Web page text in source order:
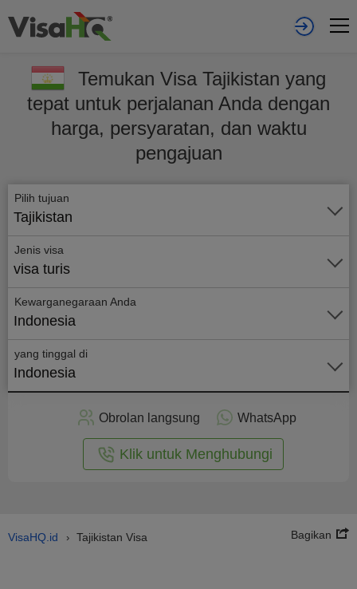
Temukan Visa Tajikistan yang
tepat untuk perjalanan Anda dengan
harga, persyaratan, dan waktu
pengajuan
Pilih tujuan
Tajikistan
Jenis visa
visa turis
Kewarganegaraan Anda
Indonesia
yang tinggal di
Indonesia
Obrolan langsung WhatsApp
Klik untuk Menghubungi
VisaHQ.id › Tajikistan Visa Bagikan